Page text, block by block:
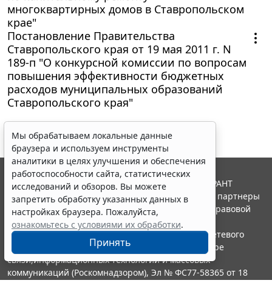
многоквартирных домов в Ставропольском
крае"
Постановление Правительства
Ставропольского края от 19 мая 2011 г. N
189-п "О конкурсной комиссии по вопросам
повышения эффективности бюджетных
расходов муниципальных образований
Ставропольского края"
Мы обрабатываем локальные данные
браузера и используем инструменты
аналитики в целях улучшения и обеспечения
работоспособности сайта, статистических
исследований и обзоров. Вы можете
запретить обработку указанных данных в
настройках браузера. Пожалуйста,
ознакомьтесь с условиями их обработки.
Принять
© ООО "НПП "ГАРАНТ-СЕРВИС", 2026. Система ГАРАНТ
выпускается с 1990 года. Компания "Гарант" и ее партнеры
являются участниками Российской ассоциации правовой
информации ГАРАНТ.
Портал ГАРАНТ.РУ зарегистрирован в качестве сетевого
издания Федеральной службой по надзору в сфере
связи,информационных технологий и массовых
коммуникаций (Роскомнадзором), Эл № ФС77-58365 от 18